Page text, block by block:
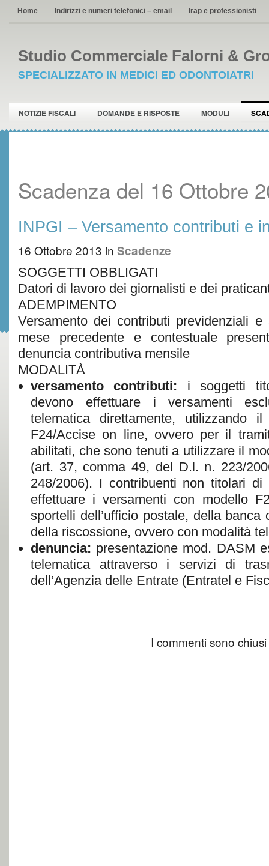
Home Indirizzi e numeri telefonici – email Irap e professionisti
Studio Commerciale Falorni &
SPECIALIZZATO IN MEDICI ED ODONTOIATRI
NOTIZIE FISCALI DOMANDE E RISPOSTE MODULI
Scadenza del 16 Ottobre
INPGI – Versamento contributi e
16 Ottobre 2013 in Scadenze
SOGGETTI OBBLIGATI
Datori di lavoro dei giornalisti e dei
ADEMPIMENTO
Versamento dei contributi previdenziali
mese precedente e contestuale
denuncia contributiva mensile
MODALITÀ
versamento contributi: i soggetti
devono effettuare i versamenti
telematica direttamente, utilizzando
F24/Accise on line, ovvero per il
abilitati, che sono tenuti a utilizzare il
(art. 37, comma 49, del D.l. n. 223/
248/2006). I contribuenti non titolari di
effettuare i versamenti con modello
sportelli dell’ufficio postale, della banca
della riscossione, ovvero con modalità
denuncia: presentazione mod. DASM
telematica attraverso i servizi di
dell’Agenzia delle Entrate (Entratel e
I commenti sono chiusi